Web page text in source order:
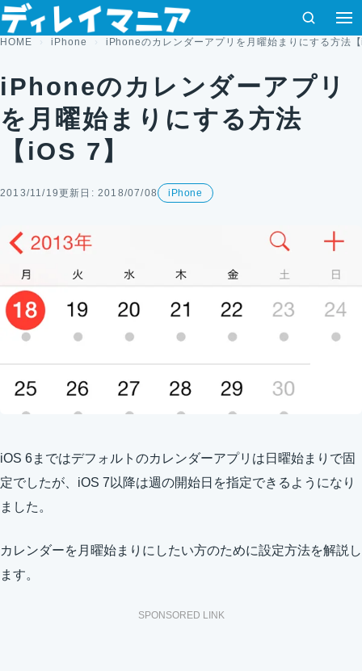
コンテンツへスキップ
検索
HOME iPhone iPhoneのカレンダーアプリを月曜始まりにする方法
iPhoneのカレンダーアプリ
を月曜始まりにする方法
【iOS 7】
2013/11/19更新日: 2018/07/08 iPhone
iOS 6まではデフォルトのカレンダーアプリは日曜始まりで固
定でしたが、iOS 7以降は週の開始日を指定できるようになり
ました。
カレンダーを月曜始まりにしたい方のために設定方法を解説し
ます。
SPONSORED LINK